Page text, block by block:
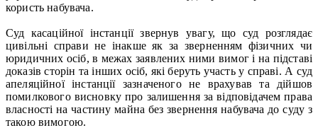
користь набувача.
Суд касаційної інстанції звернув увагу, що суд розглядає
цивільні справи не інакше як за зверненням фізичних чи
юридичних осіб, в межах заявлених ними вимог і на підставі
доказів сторін та інших осіб, які беруть участь у справі. А суд
апеляційної інстанції зазначеного не врахував та дійшов
помилкового висновку про залишення за відповідачем права
власності на частину майна без звернення набувача до суду з
такою вимогою.